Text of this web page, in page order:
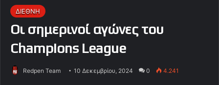
ΔΙΕΘΝΗ
Οι σημερινοί αγώνες του
Champions League
Redpen Team 10 Δεκεμβρίου, 2024 0 4.241